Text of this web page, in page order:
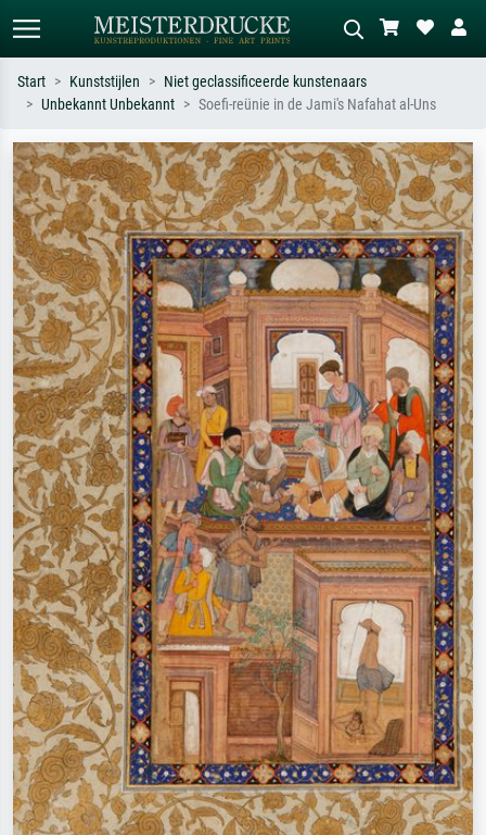
Zoek op kunstenaar, titel of stijl – bijv.
Monet, Sterrennacht, impressionisme,
Hokusai-golf, naakt.
Beschrijf de scène – bijv. groene
weide, abstract met veel rood, donker
olieverfschilderij, staand naakt naast
een boom.
Start Kunststijlen
Niet geclassificeerde kunstenaars
Unbekannt Unbekannt
Soefi-reünie in de Jami's Nafahat al-Uns